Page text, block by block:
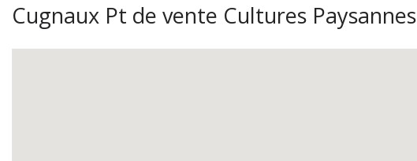
Cugnaux Pt de vente Cultures Paysannes